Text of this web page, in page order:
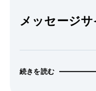
メッセージ
続きを読む